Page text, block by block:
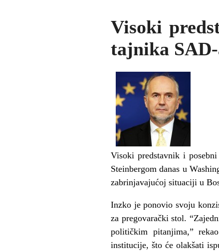
Visoki
tajnika
Visoki predstavnik i
Steinbergom danas u
zabrinjavajućoj situaciji u
Inzko je ponovio svoju
za pregovarački stol.
političkim pitanjima,”
institucije, što će olakšati